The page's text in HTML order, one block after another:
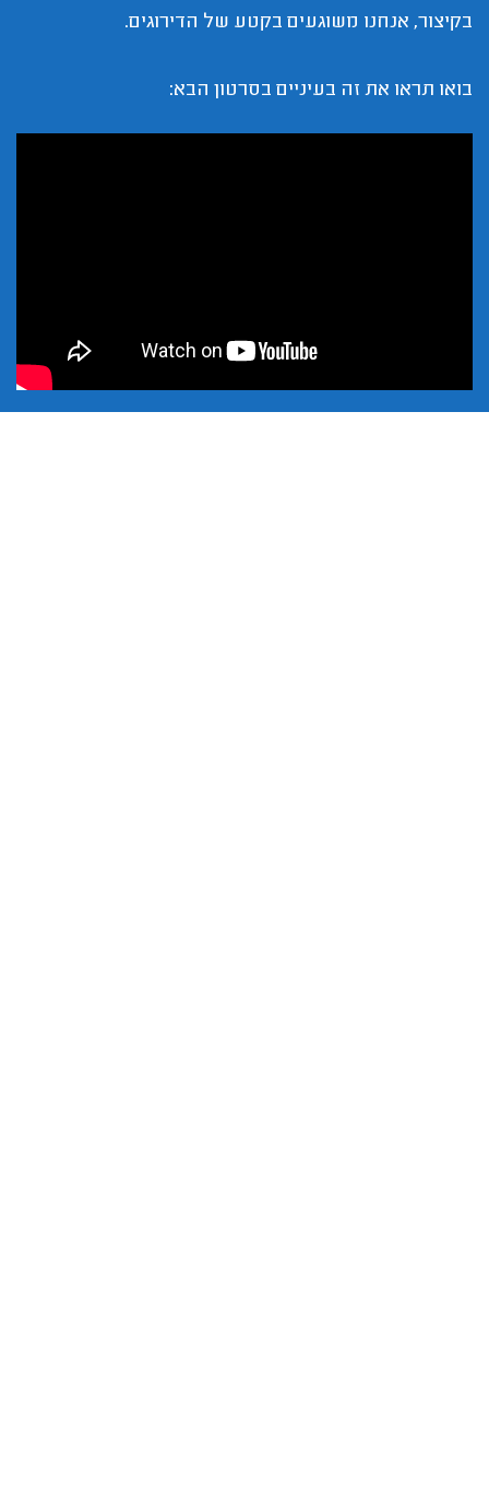
בקיצור, אנחנו משוגעים בקטע של הדירוגים.
בואו תראו את זה בעיניים בסרטון הבא: